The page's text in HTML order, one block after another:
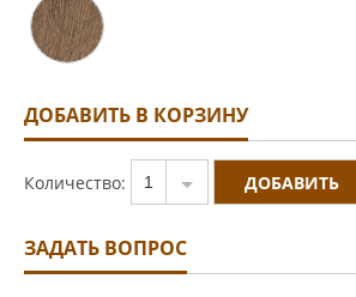
ДОБАВИТЬ В КОРЗИНУ
Количество: 1
ЗАДАТЬ ВОПРОС